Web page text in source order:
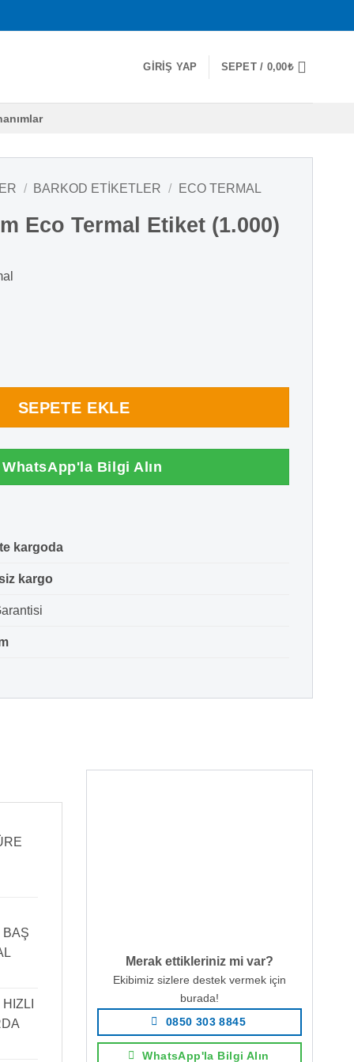
GIRIŞ YAP SEPET / 0,00₺
/ BARKOD ETIKETLER /
ECO TERMAL
Eco Termal Etiket (1.000)
Termal Etiket (1.000) adet
SEPETE EKLE
WhatsApp'la Bilgi Alın
kargoda
kargo
BAŞ
Merak ettikleriniz mi var?
Ekibimiz sizlere destek vermek için
burada!
0850 303 8845
WhatsApp'la Bilgi Alın